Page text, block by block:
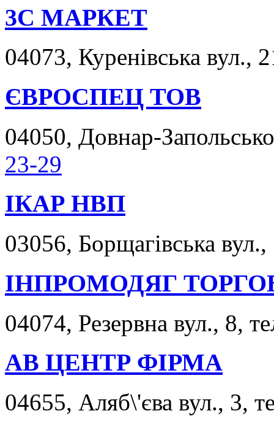
3С МАРКЕТ
04073, Куренівська вул.,
ЄВРОСПЕЦ ТОВ
04050, Довнар-
23-29
ІКАР НВП
03056, Борщагівська
ІНПРОМОДЯГ
04074, Резервна вул., 8,
АВ ЦЕНТР ФІРМА
04655, Аляб\'єва вул., 3,